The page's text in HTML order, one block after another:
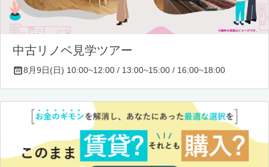
中古リノベ見学ツアー
8月9日(日) 10:00~12:00 / 13:00~15:00 / 16:00~18:00